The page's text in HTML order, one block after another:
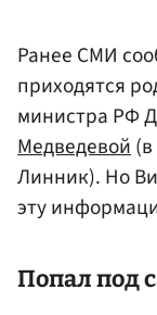
Ранее СМИ
приходятся
министра РФ
Медведевой
Линник). Но
эту
Попал под